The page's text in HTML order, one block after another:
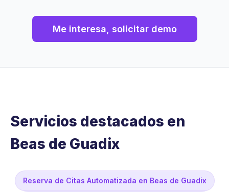
Me interesa, solicitar demo
Servicios destacados en
Beas de Guadix
Reserva de Citas Automatizada en Beas de Guadix